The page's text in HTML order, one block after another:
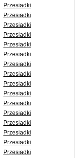
Przesiadki
Przesiadki
Przesiadki
Przesiadki
Przesiadki
Przesiadki
Przesiadki
Przesiadki
Przesiadki
Przesiadki
Przesiadki
Przesiadki
Przesiadki
Przesiadki
Przesiadki
Przesiadki